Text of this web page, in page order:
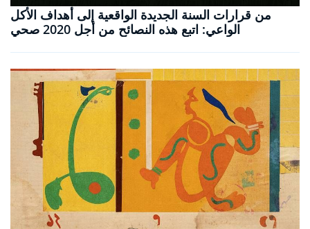
من قرارات السنة الجديدة الواقعية إلى أهداف الأكل
الواعي: اتبع هذه النصائح من أجل 2020 صحي